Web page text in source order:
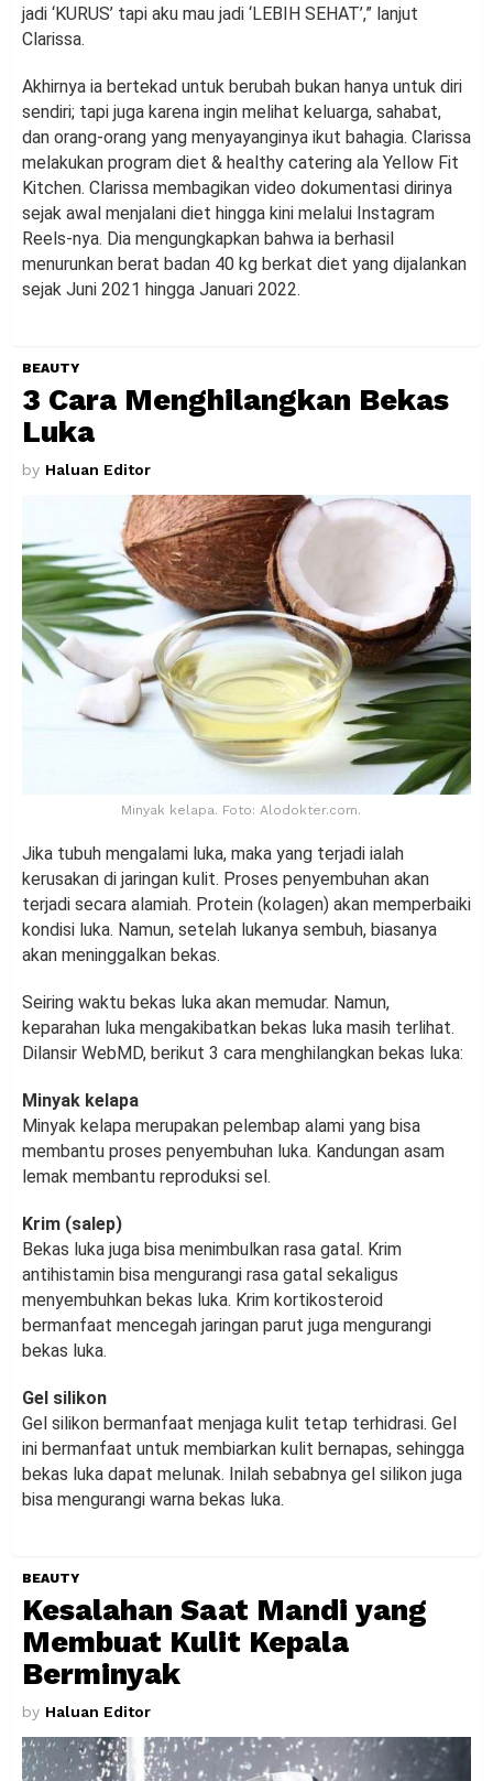
jadi ‘KURUS’ tapi aku mau jadi ‘LEBIH SEHAT’,” lanjut
Clarissa.
Akhirnya ia bertekad untuk berubah bukan hanya untuk diri
sendiri; tapi juga karena ingin melihat keluarga, sahabat,
dan orang-orang yang menyayanginya ikut bahagia. Clarissa
melakukan program diet & healthy catering ala Yellow Fit
Kitchen. Clarissa membagikan video dokumentasi dirinya
sejak awal menjalani diet hingga kini melalui Instagram
Reels-nya. Dia mengungkapkan bahwa ia berhasil
menurunkan berat badan 40 kg berkat diet yang dijalankan
sejak Juni 2021 hingga Januari 2022.
BEAUTY
3 Cara Menghilangkan Bekas
Luka
by Haluan Editor
Minyak kelapa. Foto: Alodokter.com.
Jika tubuh mengalami luka, maka yang terjadi ialah
kerusakan di jaringan kulit. Proses penyembuhan akan
terjadi secara alamiah. Protein (kolagen) akan memperbaiki
kondisi luka. Namun, setelah lukanya sembuh, biasanya
akan meninggalkan bekas.
Seiring waktu bekas luka akan memudar. Namun,
keparahan luka mengakibatkan bekas luka masih terlihat.
Dilansir WebMD, berikut 3 cara menghilangkan bekas luka:
Minyak kelapa
Minyak kelapa merupakan pelembap alami yang bisa
membantu proses penyembuhan luka. Kandungan asam
lemak membantu reproduksi sel.
Krim (salep)
Bekas luka juga bisa menimbulkan rasa gatal. Krim
antihistamin bisa mengurangi rasa gatal sekaligus
menyembuhkan bekas luka. Krim kortikosteroid
bermanfaat mencegah jaringan parut juga mengurangi
bekas luka.
Gel silikon
Gel silikon bermanfaat menjaga kulit tetap terhidrasi. Gel
ini bermanfaat untuk membiarkan kulit bernapas, sehingga
bekas luka dapat melunak. Inilah sebabnya gel silikon juga
bisa mengurangi warna bekas luka.
BEAUTY
Kesalahan Saat Mandi yang
Membuat Kulit Kepala
Berminyak
by Haluan Editor